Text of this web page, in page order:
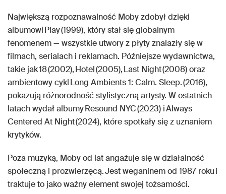
Największą rozpoznawalność Moby zdobył dzięki
albumowi Play (1999), który stał się globalnym
fenomenem — wszystkie utwory z płyty znalazły się w
filmach, serialach i reklamach. Późniejsze wydawnictwa,
takie jak 18 (2002), Hotel (2005), Last Night (2008) oraz
ambientowy cykl Long Ambients 1: Calm. Sleep. (2016),
pokazują różnorodność stylistyczną artysty. W ostatnich
latach wydał albumy Resound NYC (2023) i Always
Centered At Night (2024), które spotkały się z uznaniem
krytyków.
Poza muzyką, Moby od lat angażuje się w działalność
społeczną i prozwierzęcą. Jest weganinem od 1987 roku i
traktuje to jako ważny element swojej tożsamości.